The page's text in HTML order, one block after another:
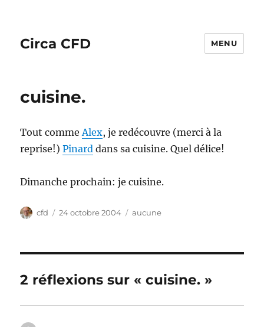
Circa CFD MENU
cuisine.
Tout commeAlex, je redécouvre (merci à la
reprise!)Pinard dans sa cuisine. Quel délice!
Dimanche prochain: je cuisine.
Auteur
cfd
Publié
24 octobre 2004 Catégories
aucune
2 réflexions sur « cuisine. »